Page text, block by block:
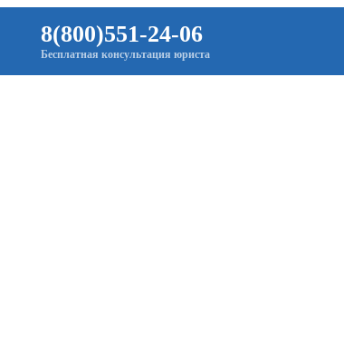
8(800)551-24-06
Бесплатная консультация юриста